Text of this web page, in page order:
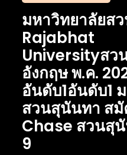
มหาวิทยาลัยส
Rajabhat
Universityสว
อังกฤษ พ.ค.
อันดับ1อันดับ1
สวนสุนันทา สมั
Chase สวนสุ
9